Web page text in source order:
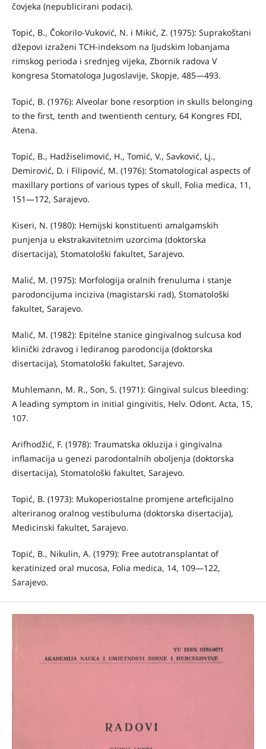
čovjeka (nepublicirani podaci).
Topić, B., Čokorilo-Vuković, N. i Mikić, Z. (1975): Suprakoštani
džepovi izraženi TCH-indeksom na ljudskim lobanjama
rimskog perioda i srednjeg vijeka, Zbornik radova V
kongresa Stomatologa Jugoslavije, Skopje, 485—493.
Topić, B. (1976): Alveolar bone resorption in skulls belonging
to the first, tenth and twentienth century, 64 Kongres FDI,
Atena.
Topić, B., Hadžiselimović, H., Tomić, V., Savković, Lj.,
Demirović, D. i Filipović, M. (1976): Stomatological aspects of
maxillary portions of various types of skull, Folia medica, 11,
151—172, Sarajevo.
Kiseri, N. (1980): Hemijski konstituenti amalgamskih
punjenja u ekstrakavitetnim uzorcima (doktorska
disertacija), Stomatološki fakultet, Sarajevo.
Malić, M. (1975): Morfologija oralnih frenuluma i stanje
parodoncijuma inciziva (magistarski rad), Stomatološki
fakultet, Sarajevo.
Malić, M. (1982): Epitelne stanice gingivalnog sulcusa kod
klinički zdravog i lediranog parodoncija (doktorska
disertacija), Stomatološki fakultet, Sarajevo.
Muhlemann, M. R., Son, S. (1971): Gingival sulcus bleeding:
A leading symptom in initial gingivitis, Helv. Odont. Acta, 15,
107.
Arifhodžić, F. (1978): Traumatska okluzija i gingivalna
inflamacija u ge­nezi parodontalnih oboljenja (doktorska
disertacija), Stomatološki fakultet, Sarajevo.
Topić, B. (1973): Mukoperiostalne promjene arteficijalno
alteriranog oral­nog vestibuluma (doktorska disertacija),
Medicinski fakultet, Sarajevo.
Topić, B., Nikulin, A. (1979): Free autotransplantat of
keratinized oral mucosa, Folia medica, 14, 109—122,
Sarajevo.